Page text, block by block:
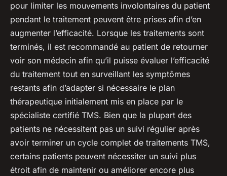
pour limiter les mouvements involontaires du patient
pendant le traitement peuvent être prises afin d’en
augmenter l’efficacité. Lorsque les traitements sont
terminés, il est recommandé au patient de retourner
voir son médecin afin qu’il puisse évaluer l’efficacité
du traitement tout en surveillant les symptômes
restants afin d’adapter si nécessaire le plan
thérapeutique initialement mis en place par le
spécialiste certifié TMS. Bien que la plupart des
patients ne nécessitent pas un suivi régulier après
avoir terminer un cycle complet de traitements TMS,
certains patients peuvent nécessiter un suivi plus
étroit afin de maintenir ou améliorer encore plus